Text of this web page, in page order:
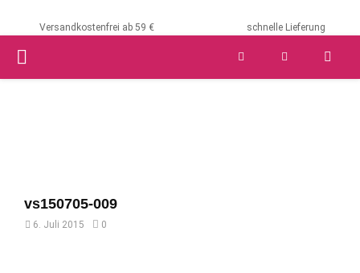
Versandkostenfrei ab 59 € schnelle Lieferung
PRIMARY
vs150705-009
6. Juli 2015 0